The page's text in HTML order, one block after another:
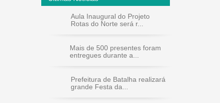
Aula Inaugural do Projeto
Rotas do Norte será r...
Mais de 500 presentes foram
entregues durante a...
Prefeitura de Batalha realizará
grande Festa da...